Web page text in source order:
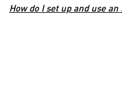
How do I set up and use an